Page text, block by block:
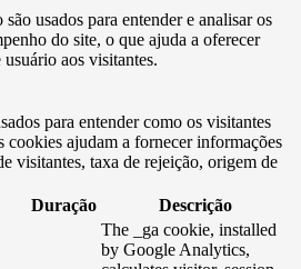
usados ​​para entender e analisar os
do site, o que ajuda a oferecer
aos visitantes.
​​para entender como os visitantes
cookies ajudam a fornecer informações
visitantes, taxa de rejeição, origem de
Duração Descrição
The _ga cookie, installed
by Google Analytics,